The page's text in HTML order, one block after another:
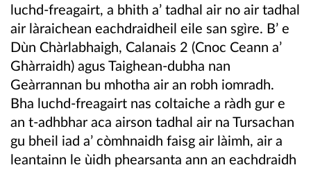
luchd-freagairt, a bhith a’ tadhal air no air tadhal
air làraichean eachdraidheil eile san sgìre. B’ e
Dùn Chàrlabhaigh, Calanais 2 (Cnoc Ceann a’
Ghàrraidh) agus Taighean-dubha nan
Geàrrannan bu mhotha air an robh iomradh.
Bha luchd-freagairt nas coltaiche a ràdh gur e
an t-adhbhar aca airson tadhal air na Tursachan
gu bheil iad a’ còmhnaidh faisg air làimh, air a
leantainn le ùidh phearsanta ann an eachdraidh